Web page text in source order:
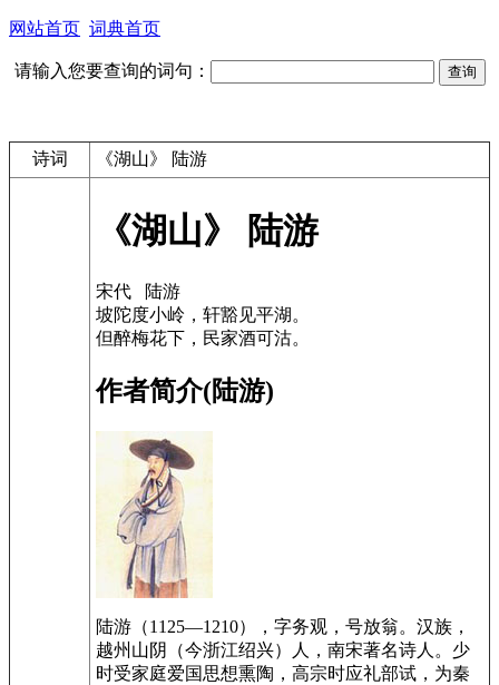
网站首页 词典首页
请输入您要查询的词句：
诗词 《湖山》 陆游
《湖山》 陆游
宋代 陆游
坡陀度小岭，轩豁见平湖。
但醉梅花下，民家酒可沽。
作者简介(陆游)
陆游（1125—1210），字务观，号放翁。汉族，
越州山阴（今浙江绍兴）人，南宋著名诗人。少
时受家庭爱国思想熏陶，高宗时应礼部试，为秦